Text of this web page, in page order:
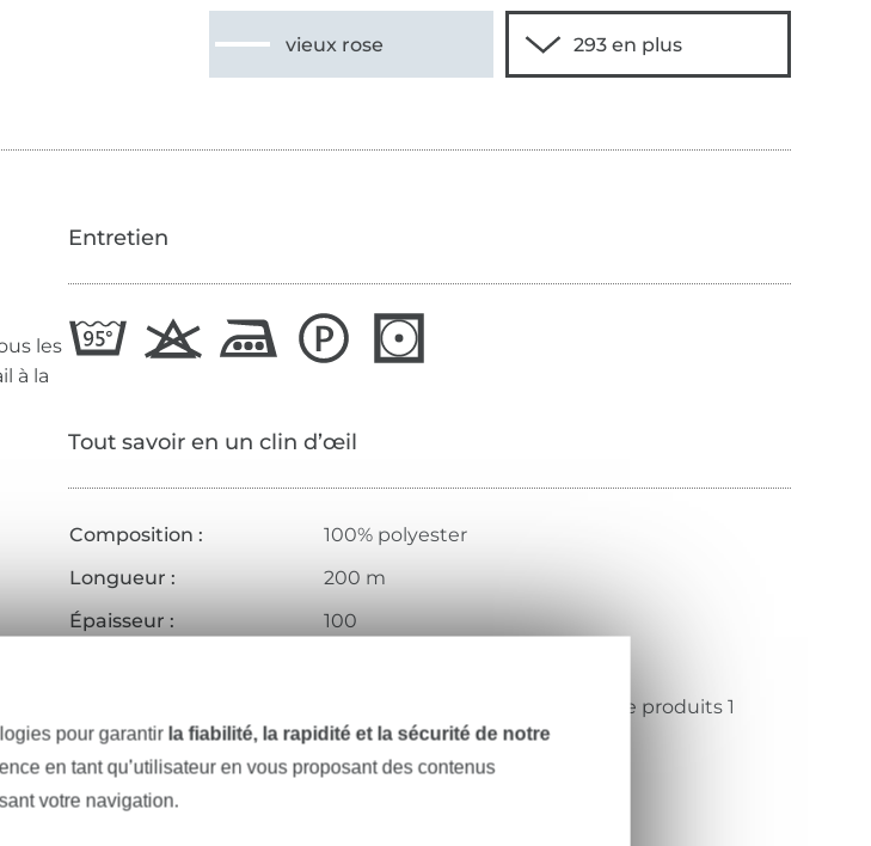
vieux rose
les
à la
– 90
Entretien
Tout savoir en un clin d’œil
Composition :
100% polyester
Longueur :
200 m
Épaisseur :
100
Oeko-Tex Standard 100 classe de produits 1
Institut de test :
Numéro de certificat :
pour garantir la fiabilité, la rapidité et la sécurité de notre
en tant qu’utilisateur en vous proposant des contenus
votre navigation.